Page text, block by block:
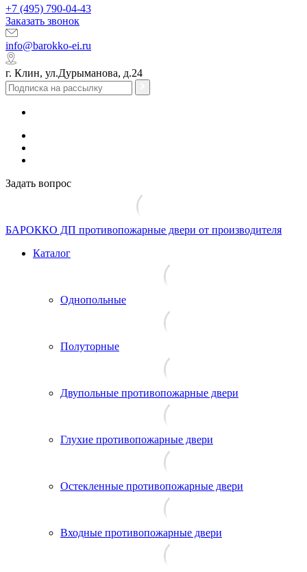
+7 (495) 790-04-43
Заказать звонок
info@barokko-ei.ru
г. Клин, ул.Дурыманова, д.24
Задать вопрос
БАРОККО ДП противопожарные двери от производителя
Каталог
Однопольные
Полуторные
Двупольные противопожарные двери
Глухие противопожарные двери
Остекленные противопожарные двери
Входные противопожарные двери